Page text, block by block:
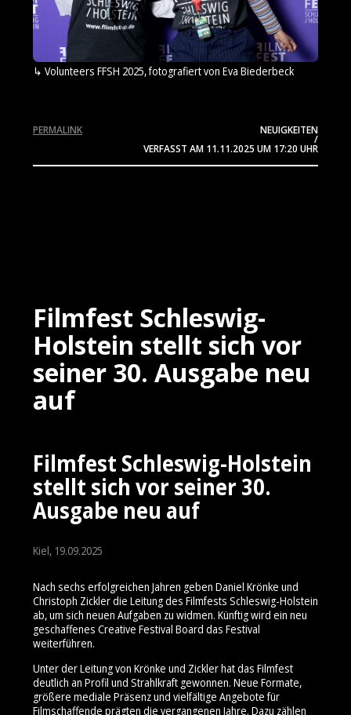
Volunteers FFSH 2025, fotografiert von Eva Biederbeck
NEUIGKEITEN
/
VERFASST AM 11.11.2025 UM 17:20 UHR
PERMALINK
Filmfest Schleswig-
Holstein stellt sich vor
seiner 30. Ausgabe neu
auf
Filmfest Schleswig-Holstein
stellt sich vor seiner 30.
Ausgabe neu auf
Kiel, 19.09.2025
Nach sechs erfolgreichen Jahren geben Daniel Krönke und
Christoph Zickler die Leitung des Filmfests Schleswig-Holstein
ab, um sich neuen Aufgaben zu widmen. Künftig wird ein neu
geschaffenes Creative Festival Board das Festival
weiterführen.
Unter der Leitung von Krönke und Zickler hat das Filmfest
deutlich an Profil und Strahlkraft gewonnen. Neue Formate,
größere mediale Präsenz und vielfältige Angebote für
Filmschaffende prägten die vergangenen Jahre. Dazu zählen